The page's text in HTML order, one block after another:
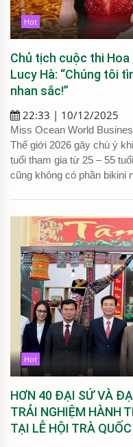
Hot
Chủ tịch cuộc thi Hoa
Lucy Hà: “Chúng tôi
nhan sắc!”
22:33 | 10/12/2025
Miss Ocean World
Thế giới 2026 gây chú ý
tuổi tham gia từ 25 – 55
cũng không có phần bikini
Hot
HƠN 40 ĐẠI SỨ VÀ
TRẢI NGHIỆM HÀNH
TẠI LỄ HỘI TRÀ